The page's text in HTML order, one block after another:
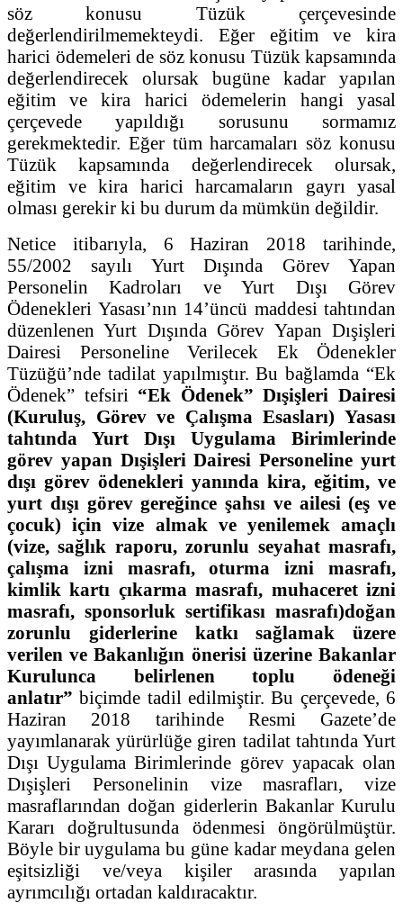
söz konusu Tüzük çerçevesinde
değerlendirilmemekteydi. Eğer eğitim ve kira
harici ödemeleri de söz konusu Tüzük kapsamında
değerlendirecek olursak bugüne kadar yapılan
eğitim ve kira harici ödemelerin hangi yasal
çerçevede yapıldığı sorusunu sormamız
gerekmektedir. Eğer tüm harcamaları söz konusu
Tüzük kapsamında değerlendirecek olursak,
eğitim ve kira harici harcamaların gayrı yasal
olması gerekir ki bu durum da mümkün değildir.
Netice itibarıyla, 6 Haziran 2018 tarihinde,
55/2002 sayılı Yurt Dışında Görev Yapan
Personelin Kadroları ve Yurt Dışı Görev
Ödenekleri Yasası’nın 14’üncü maddesi tahtından
düzenlenen Yurt Dışında Görev Yapan Dışişleri
Dairesi Personeline Verilecek Ek Ödenekler
Tüzüğü’nde tadilat yapılmıştır. Bu bağlamda “Ek
Ödenek” tefsiri “Ek Ödenek” Dışişleri Dairesi
(Kuruluş, Görev ve Çalışma Esasları) Yasası
tahtında Yurt Dışı Uygulama Birimlerinde
görev yapan Dışişleri Dairesi Personeline yurt
dışı görev ödenekleri yanında kira, eğitim, ve
yurt dışı görev gereğince şahsı ve ailesi (eş ve
çocuk) için vize almak ve yenilemek amaçlı
(vize, sağlık raporu, zorunlu seyahat masrafı,
çalışma izni masrafı, oturma izni masrafı,
kimlik kartı çıkarma masrafı, muhaceret izni
masrafı, sponsorluk sertifikası masrafı)doğan
zorunlu giderlerine katkı sağlamak üzere
verilen ve Bakanlığın önerisi üzerine Bakanlar
Kurulunca belirlenen toplu ödeneği
anlatır” biçimde tadil edilmiştir. Bu çerçevede, 6
Haziran 2018 tarihinde Resmi Gazete’de
yayımlanarak yürürlüğe giren tadilat tahtında Yurt
Dışı Uygulama Birimlerinde görev yapacak olan
Dışişleri Personelinin vize masrafları, vize
masraflarından doğan giderlerin Bakanlar Kurulu
Kararı doğrultusunda ödenmesi öngörülmüştür.
Böyle bir uygulama bu güne kadar meydana gelen
eşitsizliği ve/veya kişiler arasında yapılan
ayrımcılığı ortadan kaldıracaktır.